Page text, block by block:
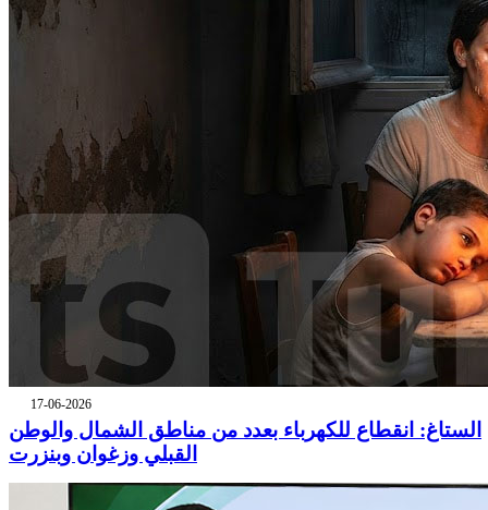
17-06-2026
الستاغ: انقطاع للكهرباء بعدد من مناطق الشمال والوطن
القبلي وزغوان وبنزرت